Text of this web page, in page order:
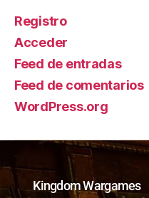
Registro
Acceder
Feed de entradas
Feed de comentarios
WordPress.org
Kingdom Wargames